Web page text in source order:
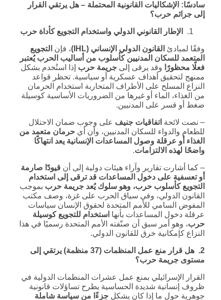
سادسًا: الإشكاليات القانونية المحتملة – هل يرتقي القرار
إلى جرائم حرب؟
الإطار القانوني الدولي واستخدام التجويع كأداة حرب
وفقًا لمبادئ القانون الدولي الإنساني (IHL) ، فإن التجويع
المتعمد للسكان المدنيين كأسلوب من أساليب الحرب يُعتبر
فعلًا محظورًا
وقد يرقى إلى جريمة حرب إذا استُخدم بشكل
ممنهج لتحقيق أهداف عسكرية أو سياسية. تحظر قواعد
النزاع المسلح على الأطراف المتحاربة استخدام الحرمان
من الغذاء، الماء أو غيرها من الضروريات الأساسية كوسيلة
ضغط أو قسر على المدنيين.
– نصت لائحة اتفاقيات جنيف على وجوب ضمان الاحتلال
للطعام والدواء للسكان المدنيين، وأن أي حرمان متعمد من
الغذاء أو عرقلة وصول المساعدات الإنسانية يعد انتهاكًا
واضحًا لهذه الالتزامات.
– كما أشارت تقارير وآراء هيئات دولية إلى أن قيودًا صارمة
أو تعسفية على دخول المساعدات قد ترقى إلى استخدام
التجويع كأسلوب حرب، وهو سلوك يُعد جريمة حرب بموجب
القانون الدولي، وفي سياق الحرب على غزة، وصف مكتب
المفوض السامي للأمم المتحدة لحقوق الإنسان سياسات
عرقلة دخول المساعدات بأنها استخدام للتجويع كوسيلة
حرب، وهو أمر سبق أن صنّفته الأمم المتحدة رسميًا في هذا
النزاع كإمكانية خرق للقانون الدولي.
2.
هل قرار منع عمل المنظمات (37 منظمة) يرتقي إلى
مستوى جريمة حرب؟
القرار الإسرائيلي بمنع عمل عشرات المنظمات الدولية في
ظروف إنسانية شديدة الحساسية يطرح تساؤلات قانونية
جوهرية حول ما إذا كان يشكل جزءًا من سياسة شاملة